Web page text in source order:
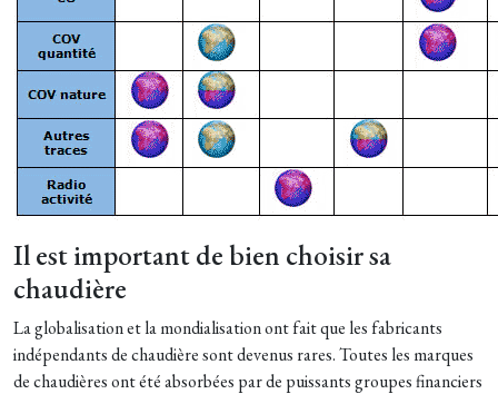
Il est important de bien choisir sa
chaudière
La globalisation et la mondialisation ont fait que les fabricants
indépendants de chaudière sont devenus rares. Toutes les marques
de chaudières ont été absorbées par de puissants groupes financiers